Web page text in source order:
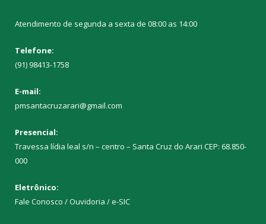
Atendimento de segunda a sexta de 08:00 as 14:00
Telefone:
(91) 98413-1758
E-mail:
pmsantacruzarari@gmail.com
Presencial:
Travessa lídia leal s/n – centro – Santa Cruz do Arari CEP: 68.850-
000
Eletrônico:
Fale Conosco / Ouvidoria / e-SIC